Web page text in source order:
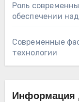
Роль
обеспечении
Современные
технологии
Информация